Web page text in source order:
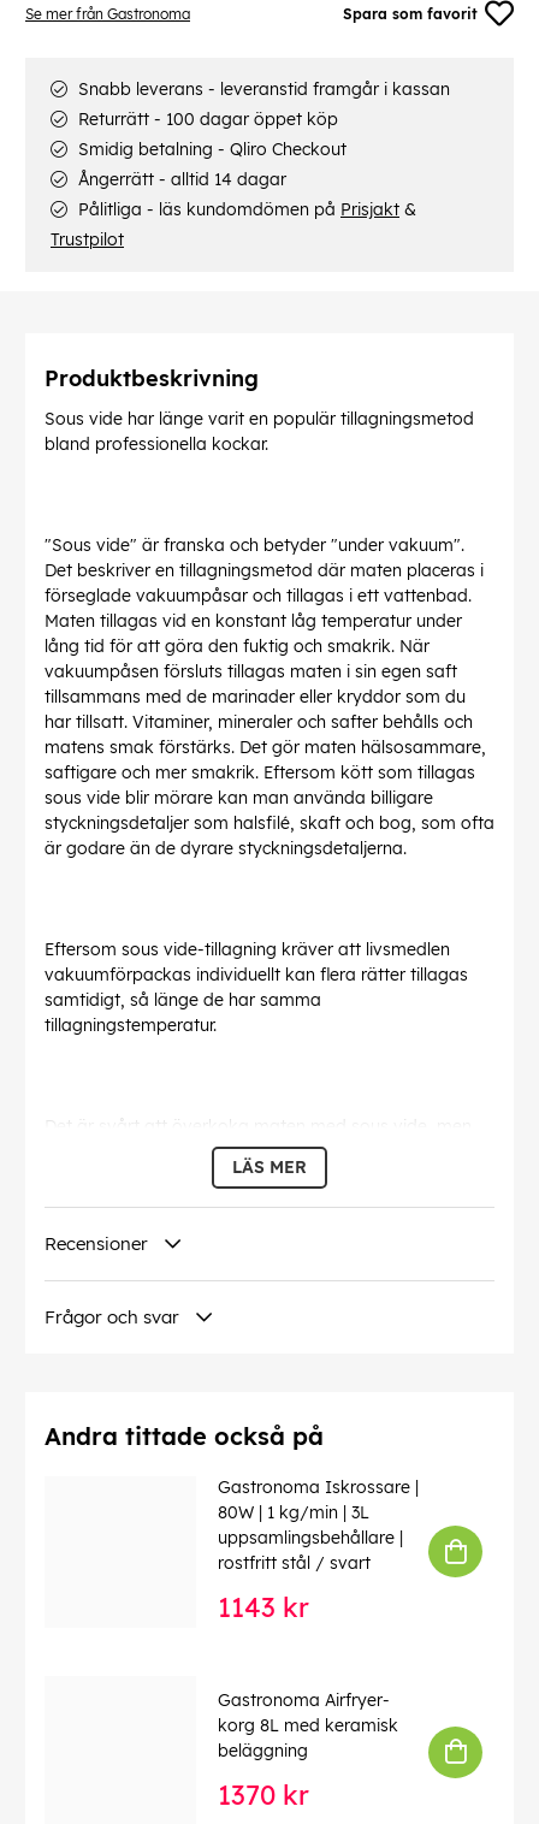
Se mer från Gastronoma Spara som favorit
Snabb leverans - leveranstid framgår i kassan
Returrätt - 100 dagar öppet köp
Smidig betalning - Qliro Checkout
Ångerrätt - alltid 14 dagar
Pålitliga - läs kundomdömen på Prisjakt &
Trustpilot
Produktbeskrivning
Sous vide har länge varit en populär tillagningsmetod
bland professionella kockar.
"Sous vide" är franska och betyder "under vakuum".
Det beskriver en tillagningsmetod där maten placeras i
förseglade vakuumpåsar och tillagas i ett vattenbad.
Maten tillagas vid en konstant låg temperatur under
lång tid för att göra den fuktig och smakrik. När
vakuumpåsen försluts tillagas maten i sin egen saft
tillsammans med de marinader eller kryddor som du
har tillsatt. Vitaminer, mineraler och safter behålls och
matens smak förstärks. Det gör maten hälsosammare,
saftigare och mer smakrik. Eftersom kött som tillagas
sous vide blir mörare kan man använda billigare
styckningsdetaljer som halsfilé, skaft och bog, som ofta
är godare än de dyrare styckningsdetaljerna.
Eftersom sous vide-tillagning kräver att livsmedlen
vakuumförpackas individuellt kan flera rätter tillagas
samtidigt, så länge de har samma
tillagningstemperatur.
Det är svårt att överkoka maten med sous vide, men
matens struktur kan förändras något under tillagningen.
Maten kan tillagas i god tid före servering, vilket gör
sous vide perfekt när du har gäster.
det blir mörare, saftigare och mer smakrikt, men även
Vi rekommenderar sous vide-tillagning för följande
• Nötkött, kalvkött, lammkött, fläskkött och viltkött
• Rotfrukter som potatis, morötter, palsternacka,
LÄS MER
Recensioner
Frågor och svar
Andra tittade också på
Gastronoma Iskrossare |
80W | 1 kg/min | 3L
uppsamlingsbehållare |
rostfritt stål / svart
1143 kr
Gastronoma Airfryer-
korg 8L med keramisk
beläggning
1370 kr